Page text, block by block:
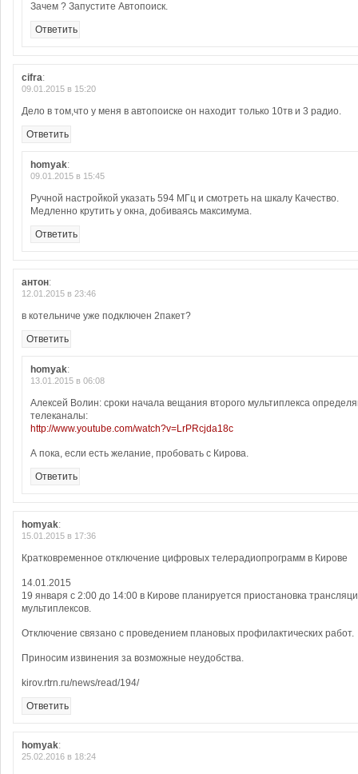
Зачем ? Запустите Автопоиск.
Ответить
cifra:
09.01.2015 в 15:20
Дело в том,что у меня в автопоиске он находит только 10тв и 3 радио.
Ответить
homyak:
09.01.2015 в 15:45
Ручной настройкой указать 594 МГц и смотреть на шкалу Качество.
Медленно крутить у окна, добиваясь максимума.
Ответить
антон:
12.01.2015 в 23:46
в котельниче уже подключен 2пакет?
Ответить
homyak:
13.01.2015 в 06:08
Алексей Волин: сроки начала вещания второго мультиплекса
телеканалы:
http://www.youtube.com/watch?v=LrPRcjda18c
А пока, если есть желание, пробовать с Кирова.
Ответить
homyak:
15.01.2015 в 17:36
Кратковременное отключение цифровых телерадиопрограмм в Кирове
14.01.2015
19 января с 2:00 до 14:00 в Кирове планируется приостановка
мультиплексов.
Отключение связано с проведением плановых профилактических работ.
Приносим извинения за возможные неудобства.
kirov.rtrn.ru/news/read/194/
Ответить
homyak:
25.02.2016 в 18:24